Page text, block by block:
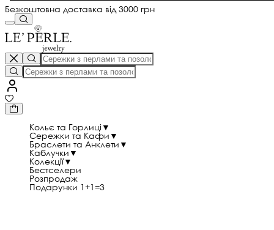
Безкоштовна доставка від 3000 грн
Кольє та Горлиці ▼
Сережки та Кафи ▼
Браслети та Анклети ▼
Каблучки ▼
Колекції▼
Бестселери
Розпродаж
Подарунки 1+1=3